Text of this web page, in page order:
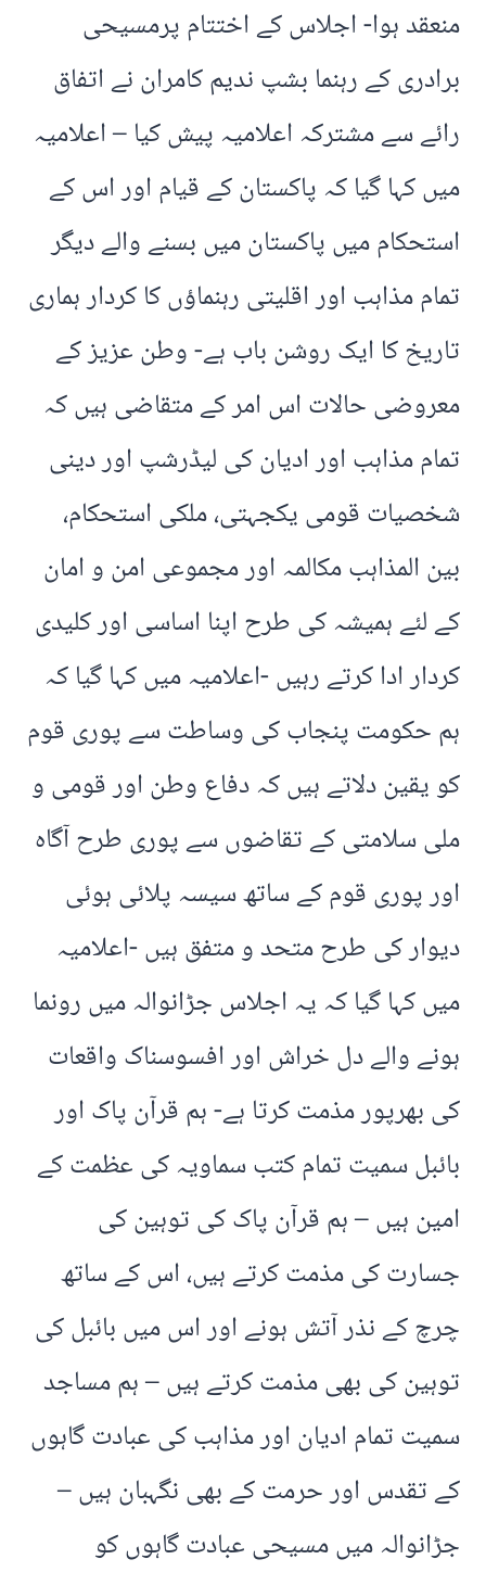
منعقد ہوا- اجلاس کے اختتام پرمسیحی
برادری کے رہنما بشپ ندیم کامران نے اتفاق
رائے سے مشترکہ اعلامیہ پیش کیا – اعلامیہ
میں کہا گیا کہ پاکستان کے قیام اور اس کے
استحکام میں پاکستان میں بسنے والے دیگر
تمام مذاہب اور اقلیتی رہنماؤں کا کردار ہماری
تاریخ کا ایک روشن باب ہے- وطن عزیز کے
معروضی حالات اس امر کے متقاضی ہیں کہ
تمام مذاہب اور ادیان کی لیڈرشپ اور دینی
شخصیات قومی یکجہتی، ملکی استحکام،
بین المذاہب مکالمہ اور مجموعی امن و امان
کے لئے ہمیشہ کی طرح اپنا اساسی اور کلیدی
کردار ادا کرتے رہیں -اعلامیہ میں کہا گیا کہ
ہم حکومت پنجاب کی وساطت سے پوری قوم
کو یقین دلاتے ہیں کہ دفاع وطن اور قومی و
ملی سلامتی کے تقاضوں سے پوری طرح آگاہ
اور پوری قوم کے ساتھ سیسہ پلائی ہوئی
دیوار کی طرح متحد و متفق ہیں -اعلامیہ
میں کہا گیا کہ یہ اجلاس جڑانوالہ میں رونما
ہونے والے دل خراش اور افسوسناک واقعات
کی بھرپور مذمت کرتا ہے- ہم قرآن پاک اور
بائبل سمیت تمام کتب سماویہ کی عظمت کے
امین ہیں – ہم قرآن پاک کی توہین کی
جسارت کی مذمت کرتے ہیں، اس کے ساتھ
چرچ کے نذر آتش ہونے اور اس میں بائبل کی
توہین کی بھی مذمت کرتے ہیں – ہم مساجد
سمیت تمام ادیان اور مذاہب کی عبادت گاہوں
کے تقدس اور حرمت کے بھی نگہبان ہیں –
جڑانوالہ میں مسیحی عبادت گاہوں کو